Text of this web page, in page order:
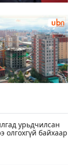
урьдчилсан
олгохгүй байхаар